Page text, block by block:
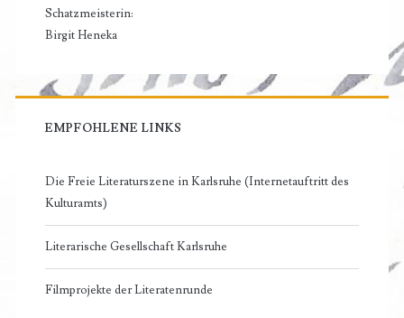
Schatzmeisterin:
Birgit Heneka
EMPFOHLENE LINKS
Die Freie Literaturszene in Karlsruhe (Internetauftritt des
Kulturamts)
Literarische Gesellschaft Karlsruhe
Filmprojekte der Literatenrunde